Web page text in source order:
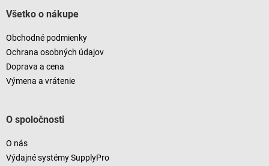
Všetko o nákupe
Obchodné podmienky
Ochrana osobných údajov
Doprava a cena
Výmena a vrátenie
O spoločnosti
O nás
Výdajné systémy SupplyPro